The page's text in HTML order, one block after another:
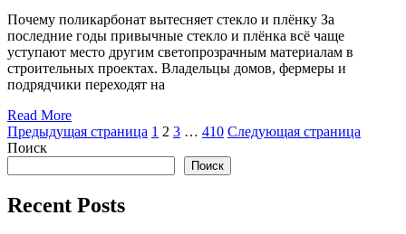
Почему поликарбонат вытесняет стекло и плёнку За
последние годы привычные стекло и плёнка всё чаще
уступают место другим светопрозрачным материалам в
строительных проектах. Владельцы домов, фермеры и
подрядчики переходят на
Read More
Пагинация
записей
Предыдущая страница Страница
1 Страница
2 Страница
3 … Страница
410 Следующая страница
Поиск
Поиск
Recent Posts